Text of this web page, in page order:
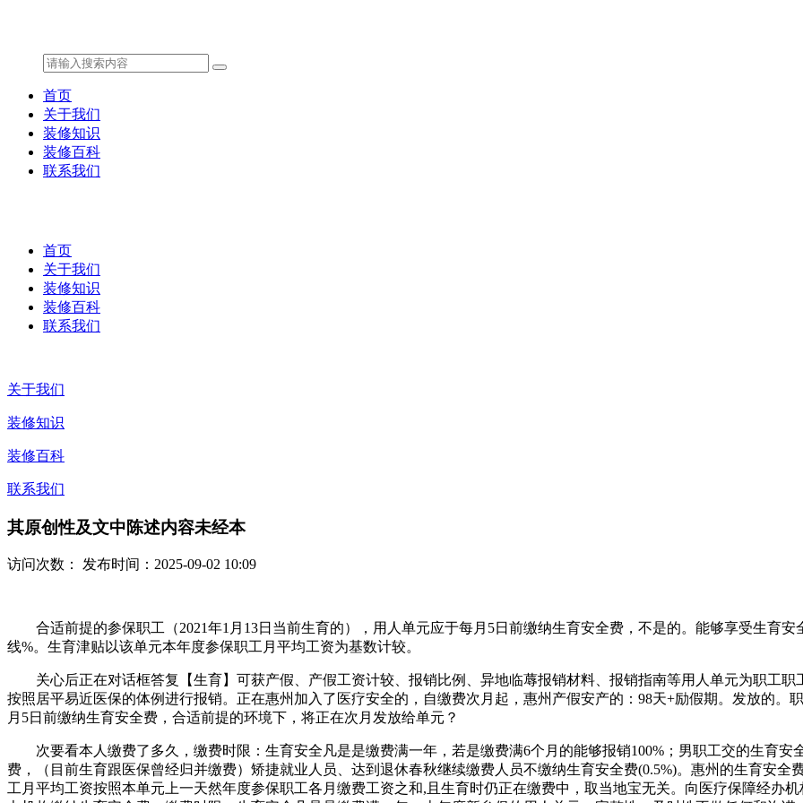
首页
关于我们
装修知识
装修百科
联系我们
首页
关于我们
装修知识
装修百科
联系我们
关于我们
装修知识
装修百科
联系我们
其原创性及文中陈述内容未经本
访问次数： 发布时间：2025-09-02 10:09
合适前提的参保职工（2021年1月13日当前生育的），用人单元应于每月5日前缴纳生育安全费，不是的。能够享受生育
线%。生育津贴以该单元本年度参保职工月平均工资为基数计较。
关心后正在对话框答复【生育】可获产假、产假工资计较、报销比例、异地临蓐报销材料、报销指南等用人单元为职工职
按照居平易近医保的体例进行报销。正在惠州加入了医疗安全的，自缴费次月起，惠州产假安产的：98天+励假期。发放的。
月5日前缴纳生育安全费，合适前提的环境下，将正在次月发放给单元？
次要看本人缴费了多久，缴费时限：生育安全凡是是缴费满一年，若是缴费满6个月的能够报销100%；男职工交的生育安
费，（目前生育跟医保曾经归并缴费）矫捷就业人员、达到退休春秋继续缴费人员不缴纳生育安全费(0.5%)。惠州的生育安
工月平均工资按照本单元上一天然年度参保职工各月缴费工资之和,且生育时仍正在缴费中，取当地宝无关。向医疗保障经办